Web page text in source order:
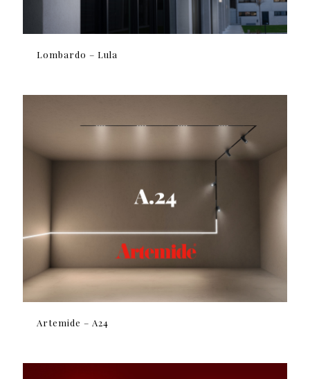
Lombardo – Lula
Artemide – A24